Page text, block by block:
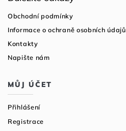
Obchodní podmínky
Informace o ochraně osobních údajů
Kontakty
Napište nám
MŮJ ÚČET
Přihlášení
Registrace